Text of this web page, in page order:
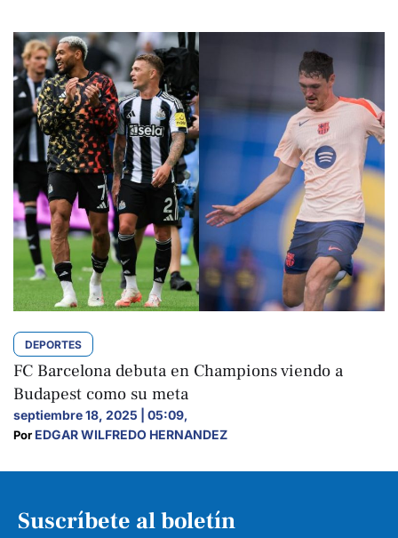
DEPORTES
FC Barcelona debuta en Champions viendo a
Budapest como su meta
septiembre 18, 2025 | 05:09,
Por EDGAR WILFREDO HERNANDEZ
Suscríbete al boletín